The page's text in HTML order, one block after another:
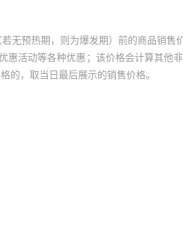
无预热期，则为爆发期）前的商品销售
惠活动等各种优惠；该价格会计算其他
的，取当日最后展示的销售价格。